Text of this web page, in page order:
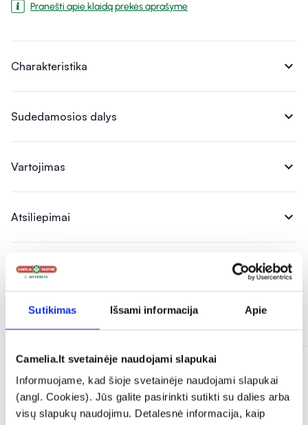
Sutikimas Išsami informacija Apie
Camelia.lt svetainėje naudojami slapukai
Informuojame, kad šioje svetainėje naudojami slapukai
(angl. Cookies). Jūs galite pasirinkti sutikti su dalies arba
visų slapukų naudojimu. Detalesnė informacija, kaip
Pranešti apie klaidą prekės aprašyme
Charakteristika expand_more
Sudedamosios dalys expand_more
Vartojimas expand_more
Atsiliepimai expand_more
Panašios prekės
Tik internete